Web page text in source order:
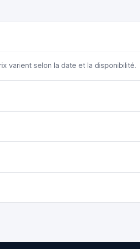
varient selon la date et la disponibilité.